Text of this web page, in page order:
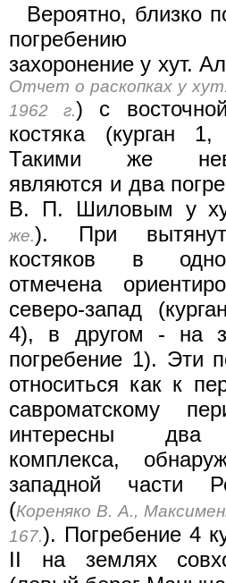
Вероятно, близко
погребению
захоронение у хут.
Отчет о раскопках у
1962 г.) с
костяка (курган
Такими же
являются и два
B. П. Шиловым у
же.). При
костяков в
отмечена
северо-запад
4), в другом - на
погребение 1). Эти
относиться как к
савроматскому
интересны два
комплекса,
западной части
(Кореняко В. А.,
167.). Погребение 4
II на землях